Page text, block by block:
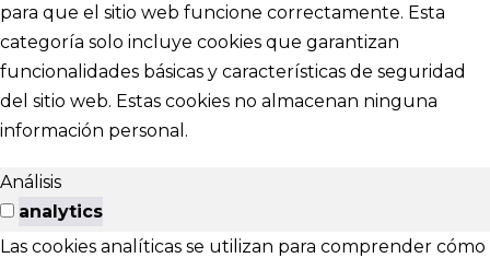
para que el sitio web funcione correctamente. Esta
categoría solo incluye cookies que garantizan
funcionalidades básicas y características de seguridad
del sitio web. Estas cookies no almacenan ninguna
información personal.
Análisis
analytics
Las cookies analíticas se utilizan para comprender cómo